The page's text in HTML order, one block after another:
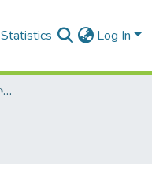
Statistics Log In
ՀԱՅԱՍՏԱՆԻ ԱԶԳԱՅԻՆ ԳՐԱԴԱՐԱՆԻ ԹՎԱՅԻՆ ՊԱՀՈՑ / DIGITAL REPOSITORY OF NLA